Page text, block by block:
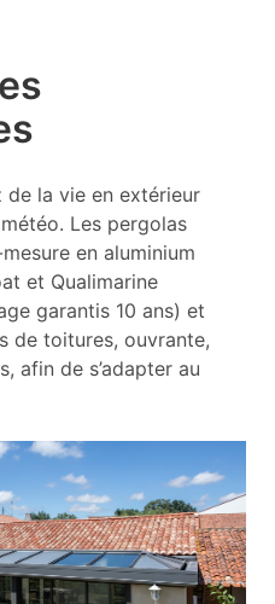
la vie en extérieur
Les pergolas
en aluminium
et Qualimarine
garantis 10 ans) et
de toitures, ouvrante,
afin de s’adapter au